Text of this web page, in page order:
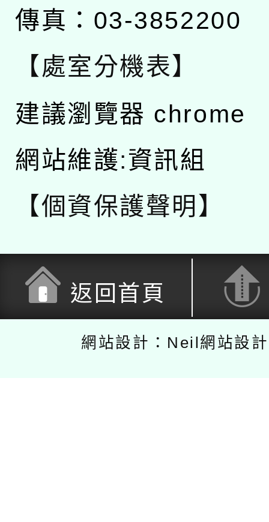
傳真：03-3852200
【處室分機表】
建議瀏覽器 chrome
網站維護:資訊組
【個資保護聲明】
返回首頁
網站設計：Neil網站設